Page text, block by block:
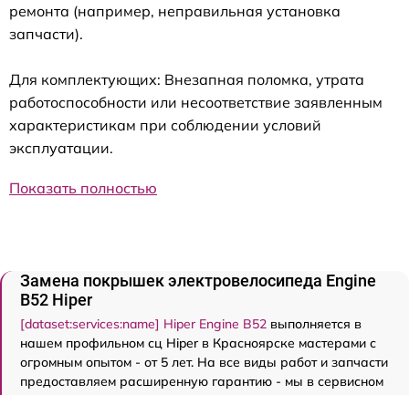
ремонта (например, неправильная установка
запчасти).
Для комплектующих: Внезапная поломка, утрата
работоспособности или несоответствие заявленным
характеристикам при соблюдении условий
эксплуатации.
Показать полностью
Замена покрышек электровелосипеда Engine
B52 Hiper
[dataset:services:name] Hiper Engine B52 выполняется в
нашем профильном сц Hiper в Красноярске мастерами с
огромным опытом - от 5 лет. На все виды работ и запчасти
предоставляем расширенную гарантию - мы в сервисном